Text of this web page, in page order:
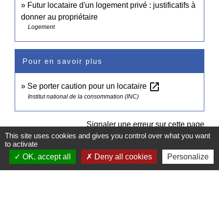
Futur locataire d'un logement privé : justificatifs à
donner au propriétaire
Logement
Pour en savoir plus
Se porter caution pour un locataire open_in_new
Institut national de la consommation (INC)
Signaler une erreur sur cette page
This site uses cookies and gives you control over what you want
to activate
OK, accept all
Deny all cookies Personalize